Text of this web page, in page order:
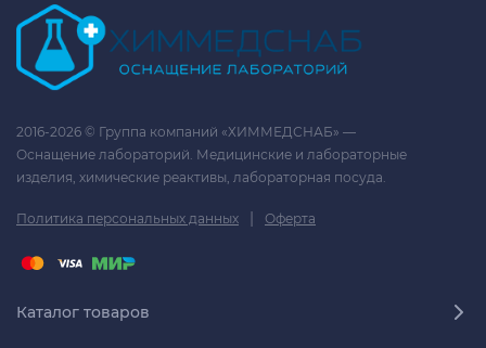
2016-2026 © Группа компаний «ХИММЕДСНАБ» —
Оснащение лабораторий. Медицинские и лабораторные
изделия, химические реактивы, лабораторная посуда.
Политика персональных данных | Оферта
Каталог товаров